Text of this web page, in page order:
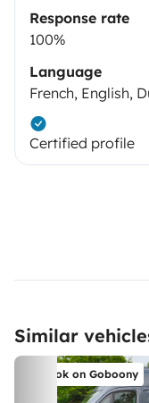
Response rate
100%
Language
French, English,
Certified profile
Similar
Book on Goboony